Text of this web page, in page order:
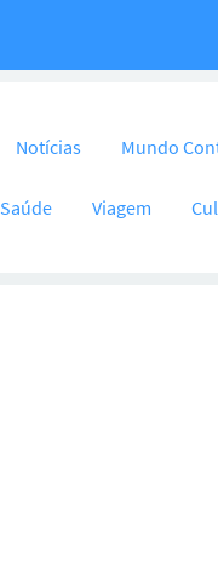
Notícias Mundo
Saúde Viagem